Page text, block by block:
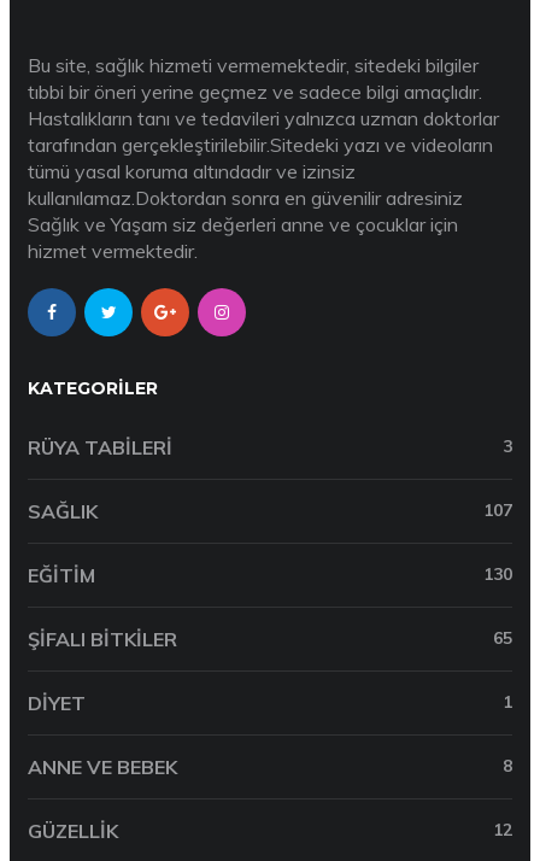
Bu site, sağlık hizmeti vermemektedir, sitedeki bilgiler
tıbbi bir öneri yerine geçmez ve sadece bilgi amaçlıdır.
Hastalıkların tanı ve tedavileri yalnızca uzman doktorlar
tarafından gerçekleştirilebilir.Sitedeki yazı ve videoların
tümü yasal koruma altındadır ve izinsiz
kullanılamaz.Doktordan sonra en güvenilir adresiniz
Sağlık ve Yaşam siz değerleri anne ve çocuklar için
hizmet vermektedir.
KATEGORILER
RÜYA TABILERI 3
SAĞLIK 107
EĞITIM 130
ŞIFALI BITKILER 65
DIYET 1
ANNE VE BEBEK 8
GÜZELLIK 12